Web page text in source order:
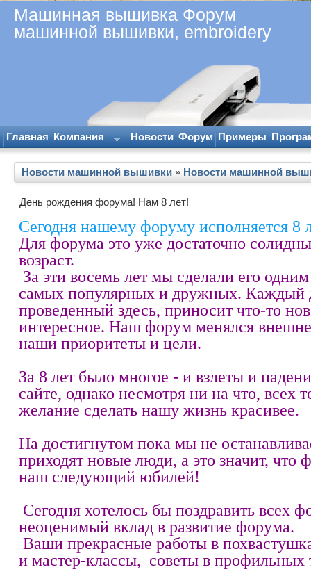
Машинная вышивка Форум
машинной вышивки, embroidery
Главная Компания Новости Форум Примеры
Новости машинной вышивки » Новости машинной
День рождения форума! Нам 8 лет!
Сегодня нашему форуму исполняется 8
Для форума это уже достаточно
возраст.
За эти восемь лет мы сделали его
самых популярных и дружных. Каждый
проведенный здесь, приносит что-то
интересное. Наш форум менялся
наши приоритеты и цели.
За 8 лет было многое - и взлеты и
сайте, однако несмотря ни на что, всех
желание сделать нашу жизнь красивее.
На достигнутом пока мы не
приходят новые люди, а это значит,
наш следующий юбилей!
Сегодня хотелось бы поздравить всех
неоценимый вклад в развитие форума.
Ваши прекрасные работы в
и мастер-классы, советы в